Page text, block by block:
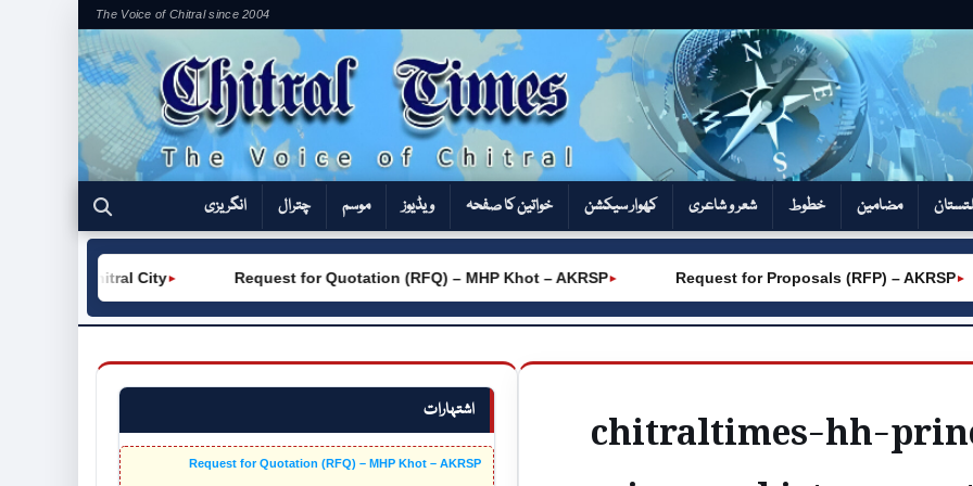
The Voice of Chitral since 2004
مضامین خطوط شعر و شاعری کھوار سیکشن‎ خواتین کا صفحہ ویڈیوز موسم چترال انگریزی
►
Request for Quotation (RFQ) – MHP Khot – AKRSP
►
(W) Chitral City ►
Request for Proposals (RFP) – AKRSP
اشتہارات
Request for Quotation (RFQ) – MHP Khot – AKRSP chitraltimes-hh-